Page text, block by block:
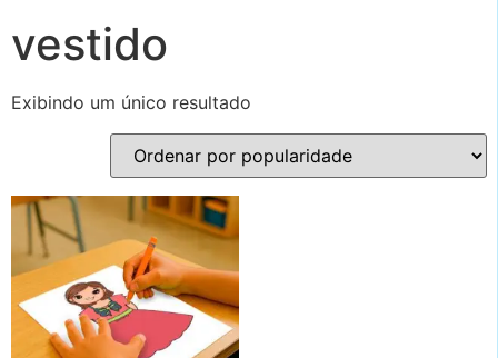
vestido
Exibindo um único resultado